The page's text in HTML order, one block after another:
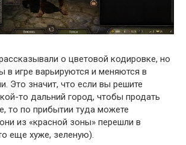
о цветовой кодировке, но
в игре варьируются и меняются в
Это значит, что если вы решите
то дальний город, чтобы продать
то по прибытии туда можете
из «красной зоны» перешли в
еще хуже, зеленую).